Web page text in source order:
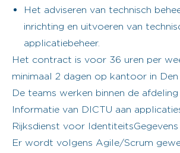
Het adviseren van technisch
inrichting en uitvoeren van
applicatiebeheer.
Het contract is voor 36 uren per
minimaal 2 dagen op kantoor in Den
De teams werken binnen de
Informatie van DICTU aan
Rijksdienst voor
Er wordt volgens Agile/Scrum